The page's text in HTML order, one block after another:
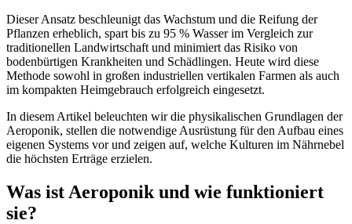
Dieser Ansatz beschleunigt das Wachstum und die Reifung der
Pflanzen erheblich, spart bis zu 95 % Wasser im Vergleich zur
traditionellen Landwirtschaft und minimiert das Risiko von
bodenbürtigen Krankheiten und Schädlingen. Heute wird diese
Methode sowohl in großen industriellen vertikalen Farmen als auch
im kompakten Heimgebrauch erfolgreich eingesetzt.
In diesem Artikel beleuchten wir die physikalischen Grundlagen der
Aeroponik, stellen die notwendige Ausrüstung für den Aufbau eines
eigenen Systems vor und zeigen auf, welche Kulturen im Nährnebel
die höchsten Erträge erzielen.
Was ist Aeroponik und wie funktioniert
sie?